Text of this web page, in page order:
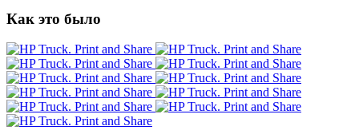
Как это было